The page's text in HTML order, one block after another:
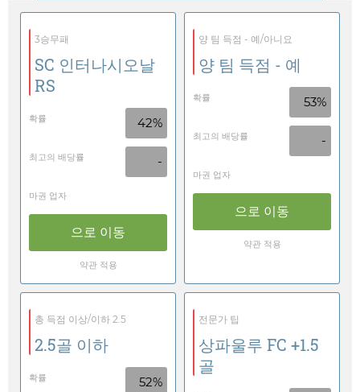
3승무패
SC 인터나시오날
RS
확률 42%
최고의 배당률 -
마권 업자
으로 이동
약관 적용
양 팀 득점 - 예/아니요
양 팀 득점 - 예
확률 53%
최고의 배당률 -
마권 업자
으로 이동
약관 적용
총 득점 이상/이하 2.5
2.5골 이하
확률 52%
전문가 팁
상파울루 FC +1.5
골